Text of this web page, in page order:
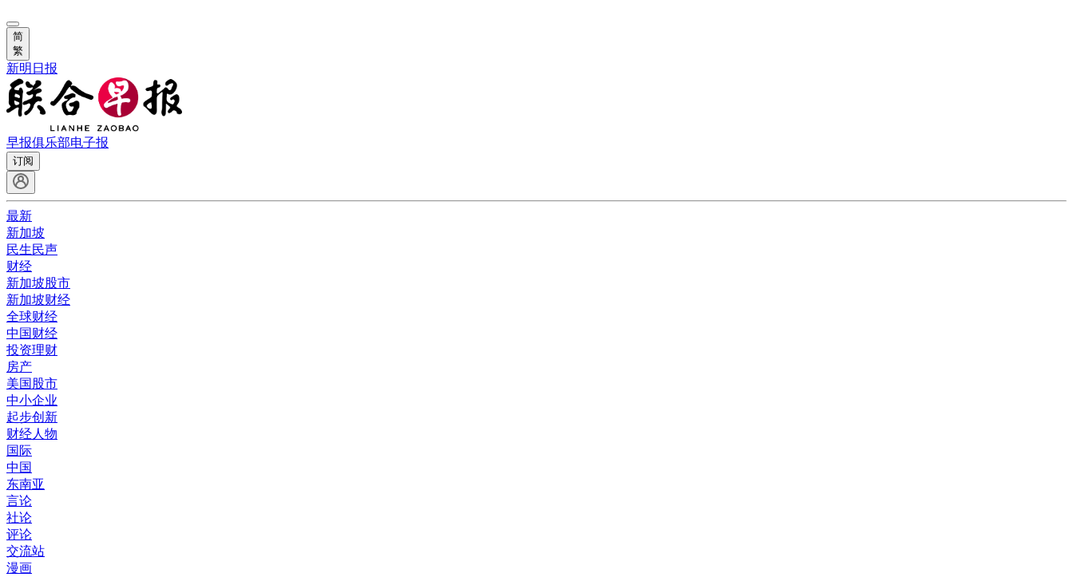
简
繁
新明日报
早报俱乐部电子报
订阅
最新
新加坡
民生民声
财经
新加坡股市
新加坡财经
全球财经
中国财经
投资理财
房产
美国股市
中小企业
起步创新
财经人物
国际
中国
东南亚
言论
社论
评论
交流站
漫画